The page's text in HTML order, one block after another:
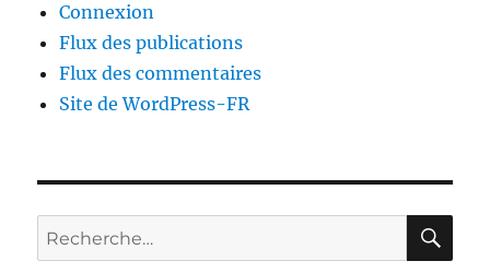
Connexion
Flux des publications
Flux des commentaires
Site de WordPress-FR
Recherche
pour :